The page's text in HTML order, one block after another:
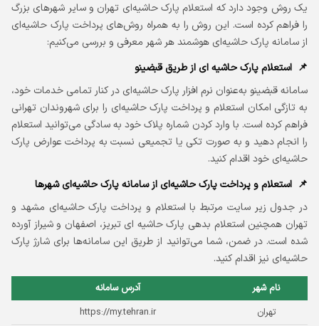
یک روش وجود دارد که استعلام پارک حاشیه‌ای تهران و سایر شهرهای بزرگ
را فراهم کرده است. این روش را به همراه روش‌های پرداخت پارک حاشیه‌ای
از سامانه پارک حاشیه‌ای هوشمند هر شهر معرفی و بررسی می‌کنیم:
استعلام پارک حاشیه ای از طریق قبضینو
سامانه قبضینو به‌عنوان نرم افزار پارک حاشیه‌ای در کنار تمامی خدمات خود،
به تازگی امکان استعلام و پرداخت پارک حاشیه‌ای را برای شهروندان تهرانی
فراهم کرده است. با وارد کردن شماره پلاک خود به سادگی می‌توانید استعلام
را انجام دهید و به صورت تکی یا تجمیعی نسبت به پرداخت عوارض پارک
حاشیه‌ای خود اقدام کنید.
استعلام و پرداخت پارک حاشیه‌ای از سامانه پارک حاشیه‌ای شهرها
در جدول زیر سایت مرتبط با استعلام و پرداخت پارک حاشیه‌ای مشهد و
تهران همچنین استعلام بدهی پارک حاشیه ای تبریز، اصفهان و شیراز آورده
شده است. در ضمن، شما می‌توانید از طریق این سامانه‌ها برای شارژ پارک
حاشیه‌ای نیز اقدام کنید.
نام شهر
آدرس سامانه
تهران
https://my.tehran.ir